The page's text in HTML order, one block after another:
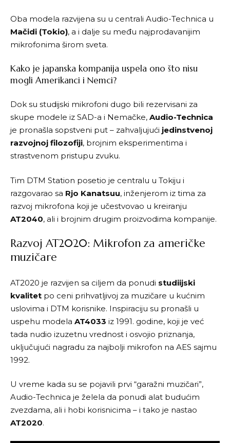
Oba modela razvijena su u centrali Audio-Technica u
Mačidi (Tokio), a i dalje su među najprodavanijim
mikrofonima širom sveta.
Kako je japanska kompanija uspela ono što nisu
mogli Amerikanci i Nemci?
Dok su studijski mikrofoni dugo bili rezervisani za
skupe modele iz SAD-a i Nemačke, Audio-Technica
je pronašla sopstveni put – zahvaljujući jedinstvenoj
razvojnoj filozofiji, brojnim eksperimentima i
strastvenom pristupu zvuku.
Tim DTM Station posetio je centralu u Tokiju i
razgovarao sa Rjo Kanatsuu, inženjerom iz tima za
razvoj mikrofona koji je učestvovao u kreiranju
AT2040, ali i brojnim drugim proizvodima kompanije.
Razvoj AT2020: Mikrofon za američke
muzičare
AT2020 je razvijen sa ciljem da ponudi studiijski
kvalitet po ceni prihvatljivoj za muzičare u kućnim
uslovima i DTM korisnike. Inspiraciju su pronašli u
uspehu modela AT4033 iz 1991. godine, koji je već
tada nudio izuzetnu vrednost i osvojio priznanja,
uključujući nagradu za najbolji mikrofon na AES sajmu
1992.
U vreme kada su se pojavili prvi “garažni muzičari”,
Audio-Technica je želela da ponudi alat budućim
zvezdama, ali i hobi korisnicima – i tako je nastao
AT2020.